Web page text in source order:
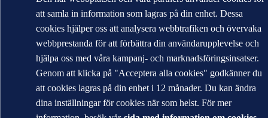
att samla in information som lagras på din enhet. Dessa
cookies hjälper oss att analysera webbtrafiken och övervaka
webbprestanda för att förbättra din användarupplevelse och
hjälpa oss med våra kampanj- och marknadsföringsinsatser.
Genom att klicka på "Acceptera alla cookies" godkänner du
att cookies lagras på din enhet i 12 månader. Du kan ändra
dina inställningar för cookies när som helst. För mer